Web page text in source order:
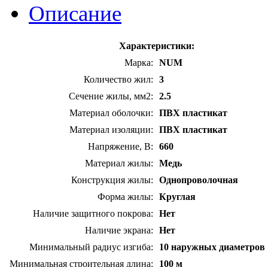
Описание
Характеристики:
Марка:
NUM
Количество жил:
3
Сечение жилы, мм2:
2.5
Материал оболочки:
ПВХ пластикат
Материал изоляции:
ПВХ пластикат
Напряжение, В:
660
Материал жилы:
Медь
Конструкция жилы:
Однопроволочная
Форма жилы:
Круглая
Наличие защитного покрова:
Нет
Наличие экрана:
Нет
Минимальный радиус изгиба:
10 наружных диаметров
Минимальная строительная длина:
100 м